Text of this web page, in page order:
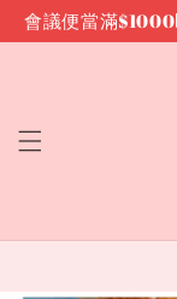
會議便當滿